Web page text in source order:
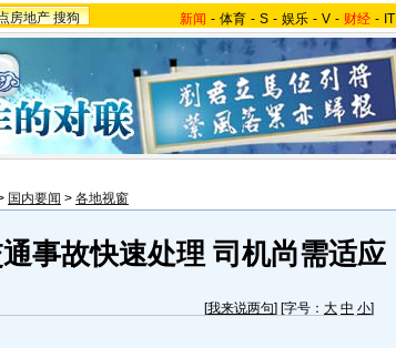
房地产 搜狗 新闻 - 体育 - S - 娱乐 - V - 财经 - IT
国内要闻 > 各地视窗
事故快速处理 司机尚需适应
[我来说两句] [字号： 大 中 小]